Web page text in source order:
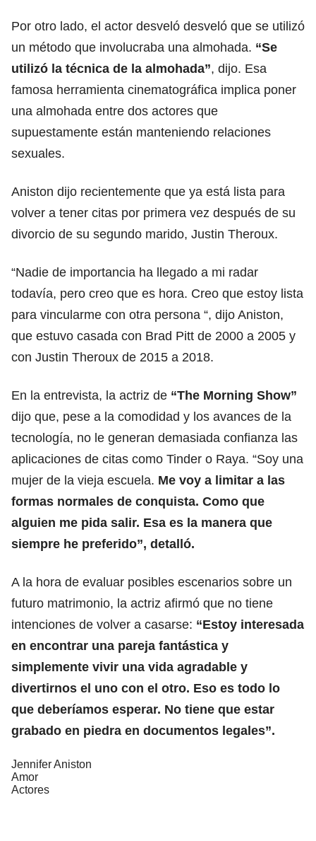
Por otro lado, el actor desveló desveló que se utilizó
un método que involucraba una almohada. “Se
utilizó la técnica de la almohada”, dijo. Esa
famosa herramienta cinematográfica implica poner
una almohada entre dos actores que
supuestamente están manteniendo relaciones
sexuales.
Aniston dijo recientemente que ya está lista para
volver a tener citas por primera vez después de su
divorcio de su segundo marido, Justin Theroux.
“Nadie de importancia ha llegado a mi radar
todavía, pero creo que es hora. Creo que estoy lista
para vincularme con otra persona “, dijo Aniston,
que estuvo casada con Brad Pitt de 2000 a 2005 y
con Justin Theroux de 2015 a 2018.
En la entrevista, la actriz de “The Morning Show”
dijo que, pese a la comodidad y los avances de la
tecnología, no le generan demasiada confianza las
aplicaciones de citas como Tinder o Raya. “Soy una
mujer de la vieja escuela. Me voy a limitar a las
formas normales de conquista. Como que
alguien me pida salir. Esa es la manera que
siempre he preferido”, detalló.
A la hora de evaluar posibles escenarios sobre un
futuro matrimonio, la actriz afirmó que no tiene
intenciones de volver a casarse: “Estoy interesada
en encontrar una pareja fantástica y
simplemente vivir una vida agradable y
divertirnos el uno con el otro. Eso es todo lo
que deberíamos esperar. No tiene que estar
grabado en piedra en documentos legales”.
Jennifer Aniston
Amor
Actores